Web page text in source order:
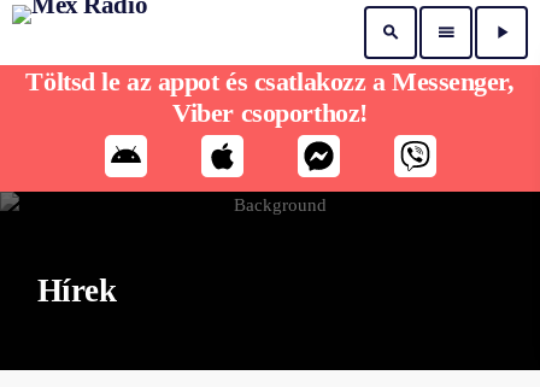
search menu play_arrow
Hírek
Töltsd le az appot és csatlakozz a Messenger,
Viber csoporthoz!